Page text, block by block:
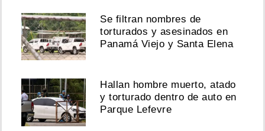
Se filtran nombres de
torturados y asesinados en
Panamá Viejo y Santa Elena
Hallan hombre muerto, atado
y torturado dentro de auto en
Parque Lefevre